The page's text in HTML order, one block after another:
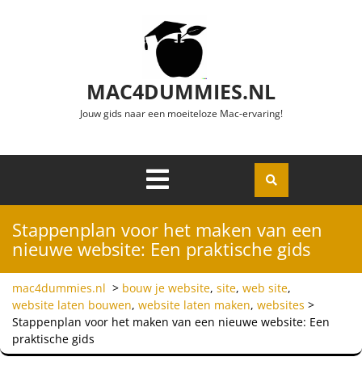
MAC4DUMMIES.NL
Jouw gids naar een moeiteloze Mac-ervaring!
Openen
Stappenplan voor het maken van een
nieuwe website: Een praktische gids
mac4dummies.nl > bouw je website, site, web site,
website laten bouwen, website laten maken, websites >
Stappenplan voor het maken van een nieuwe website: Een
praktische gids